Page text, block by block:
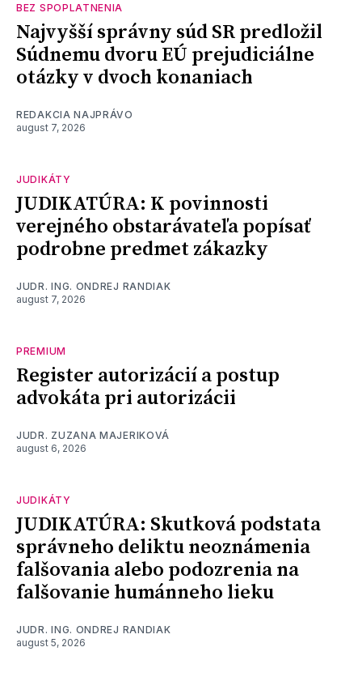
BEZ SPOPLATNENIA
Najvyšší správny súd SR predložil
Súdnemu dvoru EÚ prejudiciálne
otázky v dvoch konaniach
REDAKCIA NAJPRÁVO
august 7, 2026
JUDIKÁTY
JUDIKATÚRA: K povinnosti
verejného obstarávateľa popísať
podrobne predmet zákazky
JUDR. ING. ONDREJ RANDIAK
august 7, 2026
PREMIUM
Register autorizácií a postup
advokáta pri autorizácii
JUDR. ZUZANA MAJERIKOVÁ
august 6, 2026
JUDIKÁTY
JUDIKATÚRA: Skutková podstata
správneho deliktu neoznámenia
falšovania alebo podozrenia na
falšovanie humánneho lieku
JUDR. ING. ONDREJ RANDIAK
august 5, 2026